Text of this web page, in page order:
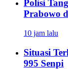
Polisi
Prabowo
10 jam lalu
Situasi
995 Senpi